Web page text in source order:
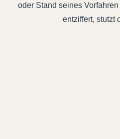
oder Stand seines Vorfahren
entziffert, stutzt